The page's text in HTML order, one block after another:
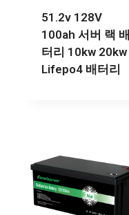
51.2v 128V
100ah 서버 랙 배
터리 10kw 20kw
Lifepo4 배터리